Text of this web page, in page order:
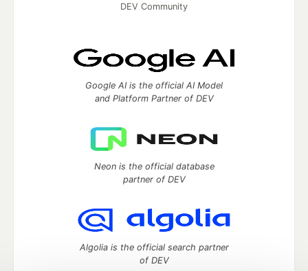
DEV Community
Google AI is the official AI Model
and Platform Partner of DEV
Neon is the official database
partner of DEV
Algolia is the official search partner
of DEV